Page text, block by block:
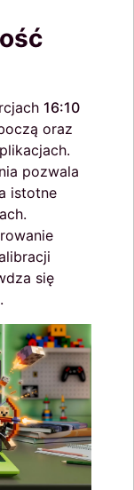
16:10
oraz
pozwala
istotne
się